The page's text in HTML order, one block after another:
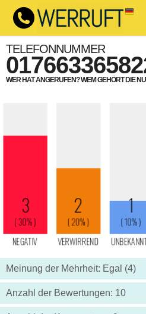
TELEFONNUMMER
WER HAT ANGERUFEN? WEM GEHÖRT DIE
Meinung der Mehrheit: Egal (4)
Anzahl der Bewertungen: 10